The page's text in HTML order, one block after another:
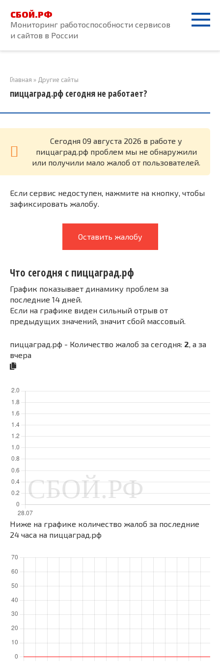
контенту
СБОЙ.РФ
Мониторинг работоспособности сервисов
и сайтов в России
Главная » Другие сайты
пиццаград.рф сегодня не работает?
Cегодня 09 августа 2026 в работе у
пиццаград.рф проблем мы не обнаружили
или получили мало жалоб от пользователей.
Если сервис недоступен, нажмите на кнопку, чтобы
зафиксировать жалобу.
Оставить жалобу
Что сегодня с пиццаград.рф
График показывает динамику проблем за
последние 14 дней.
Если на графике виден сильный отрыв от
предыдущих значений, значит сбой массовый.
пиццаград.рф - Количество жалоб за сегодня: 2 , а за
вчера
Ниже на графике количество жалоб за последние
24 часа на пиццаград.рф